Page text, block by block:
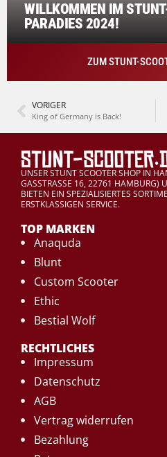
WILLKOMMEN IM
PARADIES 2024!
ZUM STUNT-
VORIGER
King of Germany is Back!
UNSER STUNT SCOOTER SHOP IN
GASSTRASSE 16, 22761 HAMBURG)
BIETEN EIN SPEZIALISIERTES
ERSTKLASSIGEN SERVICE.
TOP MARKEN
Anaquda
Blunt
Custom Scooter
Ethic
Bestial Wolf
RECHTLICHES
Impressum
Datenschutz
AGB
Vertrag widerrufen
Bezahlung